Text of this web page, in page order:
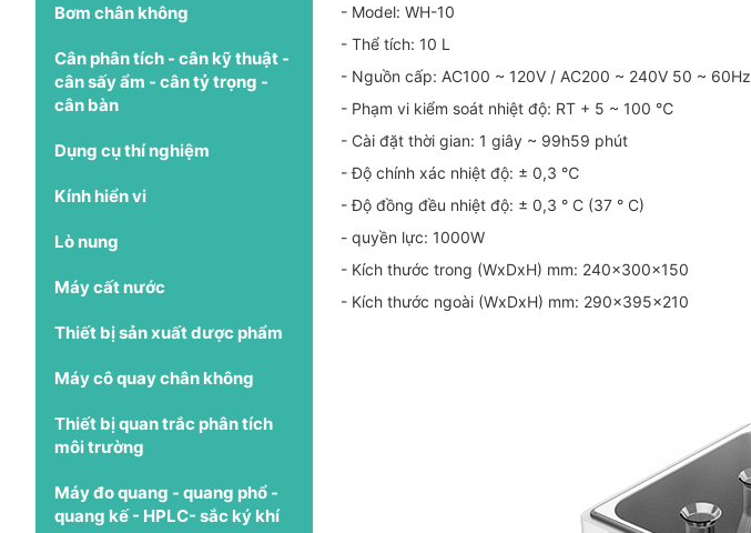
Bơm chân không
Cân phân tích - cân kỹ thuật -
cân sấy ẩm - cân tỷ trọng -
cân bàn
Dụng cụ thí nghiệm
Kính hiển vi
Lò nung
Máy cất nước
Thiết bị sản xuất dược phẩm
Máy cô quay chân không
Thiết bị quan trắc phân tích
môi trường
Máy đo quang - quang phổ -
quang kế - HPLC- sắc ký khí
- Model: WH-10
- Thể tích: 10 L
- Nguồn cấp: AC100 ~ 120V / AC200 ~ 240V 50 ~ 60Hz
- Phạm vi kiểm soát nhiệt độ: RT + 5 ~ 100 ℃
- Cài đặt thời gian: 1 giây ~ 99h59 phút
- Độ chính xác nhiệt độ: ± 0,3 ℃
- Độ đồng đều nhiệt độ: ± 0,3 ° C (37 ° C)
- quyền lực: 1000W
- Kích thước trong (WxDxH) mm: 240x300x150
- Kích thước ngoài (WxDxH) mm: 290x395x210